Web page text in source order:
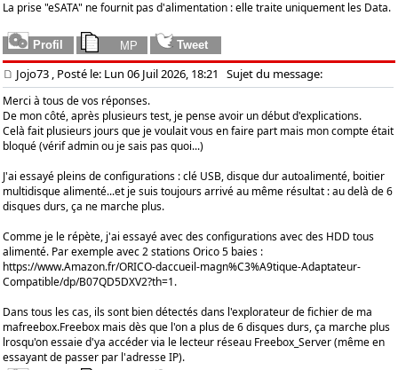
La prise "eSATA" ne fournit pas d'alimentation : elle traite uniquement les Data.
Jojo73 , Posté le: Lun 06 Juil 2026, 18:21 Sujet du message:
Merci à tous de vos réponses.
De mon côté, après plusieurs test, je pense avoir un début d'explications.
Celà fait plusieurs jours que je voulait vous en faire part mais mon compte était
bloqué (vérif admin ou je sais pas quoi...)
J'ai essayé pleins de configurations : clé USB, disque dur autoalimenté, boitier
multidisque alimenté...et je suis toujours arrivé au même résultat : au delà de 6
disques durs, ça ne marche plus.
Comme je le répète, j'ai essayé avec des configurations avec des HDD tous
alimenté. Par exemple avec 2 stations Orico 5 baies :
https://www.Amazon.fr/ORICO-daccueil-magn%C3%A9tique-Adaptateur-
Compatible/dp/B07QD5DXV2?th=1.
Dans tous les cas, ils sont bien détectés dans l'explorateur de fichier de ma
mafreebox.Freebox mais dès que l'on a plus de 6 disques durs, ça marche plus
lrosqu'on essaie d'ya accéder via le lecteur réseau Freebox_Server (même en
essayant de passer par l'adresse IP).